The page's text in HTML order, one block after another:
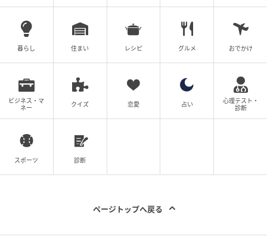
暮らし 住まい レシピ グルメ おでかけ
ビジネス・マ
ネー
クイズ 恋愛 占い
心理テスト・
診断
スポーツ 診断
ページトップへ戻る